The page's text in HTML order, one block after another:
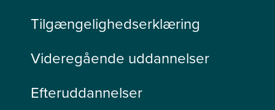
Tilgængelighedserklæring
Videregående uddannelser
Efteruddannelser